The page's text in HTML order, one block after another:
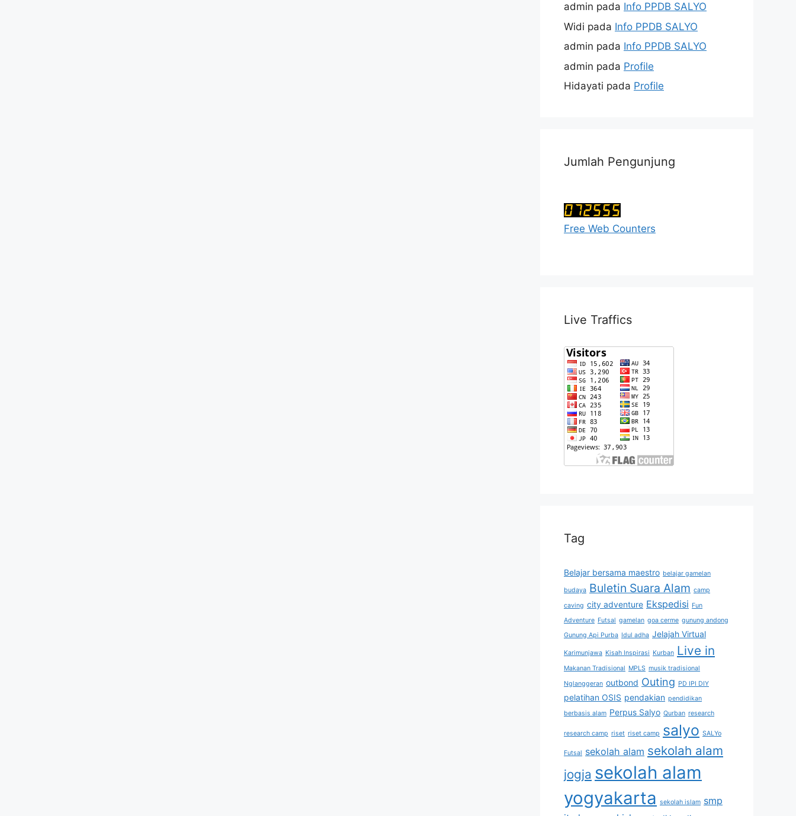
admin pada Info PPDB SALYO
Widi pada Info PPDB SALYO
admin pada Info PPDB SALYO
admin pada Profile
Hidayati pada Profile
Jumlah Pengunjung
Free Web Counters
Live Traffics
Tag
Belajar bersama maestro belajar gamelan
budaya Buletin Suara Alam camp
caving city adventure Ekspedisi Fun
Adventure Futsal gamelan goa cerme gunung andong
Gunung Api Purba Idul adha Jelajah Virtual
Karimunjawa Kisah Inspirasi Kurban Live in
Makanan Tradisional MPLS musik tradisional
Nglanggeran outbond Outing PD IPI DIY
pelatihan OSIS pendakian pendidikan
berbasis alam Perpus Salyo Qurban research
research camp riset riset camp salyo SALYo
Futsal sekolah alam sekolah alam
jogja sekolah alam
yogyakarta sekolah islam smp